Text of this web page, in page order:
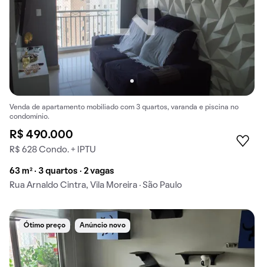
Venda de apartamento mobiliado com 3 quartos, varanda e piscina no
condomínio.
R$ 490.000
R$ 628 Condo. + IPTU
63 m² · 3 quartos · 2 vagas
Rua Arnaldo Cintra, Vila Moreira · São Paulo
Ótimo preço Anúncio novo